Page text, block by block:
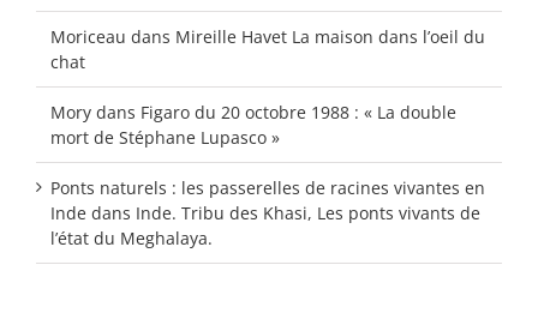
Moriceau dans Mireille Havet La maison dans l’oeil du
chat
Mory dans Figaro du 20 octobre 1988 : « La double
mort de Stéphane Lupasco »
Ponts naturels : les passerelles de racines vivantes en
Inde dans Inde. Tribu des Khasi, Les ponts vivants de
l’état du Meghalaya.